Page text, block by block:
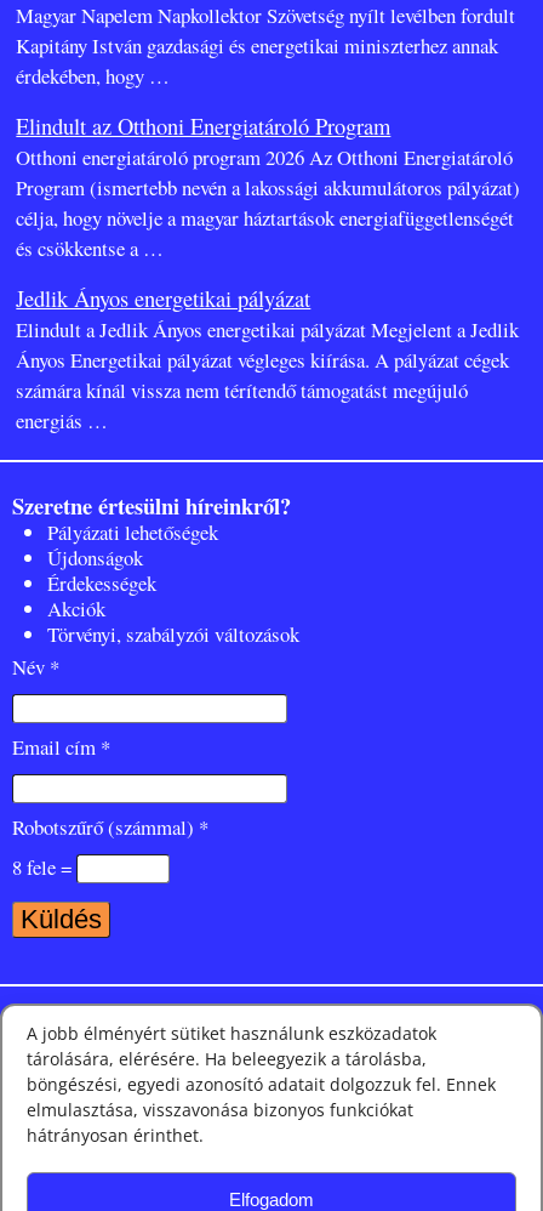
A jobb élményért sütiket használunk eszközadatok
tárolására, elérésére. Ha beleegyezik a tárolásba,
böngészési, egyedi azonosító adatait dolgozzuk fel. Ennek
elmulasztása, visszavonása bizonyos funkciókat
hátrányosan érinthet.
Elfogadom
Magyar Napelem Napkollektor Szövetség nyílt levélben fordult
Kapitány István gazdasági és energetikai miniszterhez annak
érdekében, hogy …
Elindult az Otthoni Energiatároló Program
Otthoni energiatároló program 2026 Az Otthoni Energiatároló
Program (ismertebb nevén a lakossági akkumulátoros pályázat)
célja, hogy növelje a magyar háztartások energiafüggetlenségét
és csökkentse a …
Jedlik Ányos energetikai pályázat
Elindult a Jedlik Ányos energetikai pályázat Megjelent a Jedlik
Ányos Energetikai pályázat végleges kiírása. A pályázat cégek
számára kínál vissza nem térítendő támogatást megújuló
energiás …
Szeretne értesülni híreinkről?
Pályázati lehetőségek
Újdonságok
Érdekességek
Akciók
Törvényi, szabályzói változások
Név *
Email cím *
Robotszűrő (számmal) *
8 fele =
Nézze meg Facebook oldalunkat is
Híreink leggyakoribb címkéi és kategóriái